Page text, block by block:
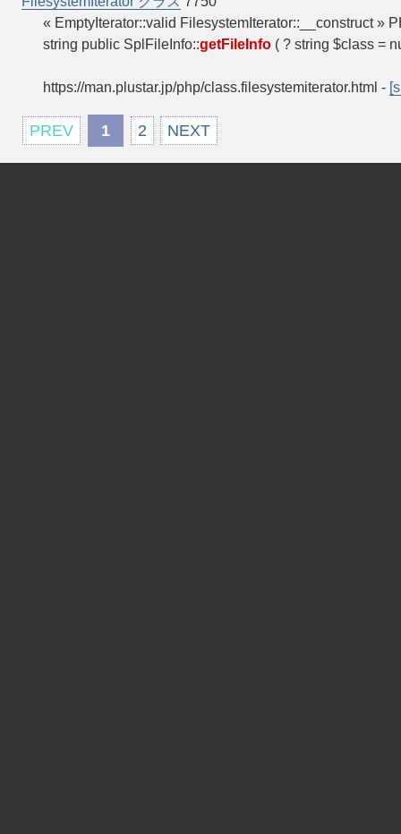
« EmptyIterator::valid FilesystemIterator::__construct »
string public SplFileInfo::getFileInfo ( ? string $class =
https://man.plustar.jp/php/class.filesystemiterator.html -
PREV 1 2 NEXT